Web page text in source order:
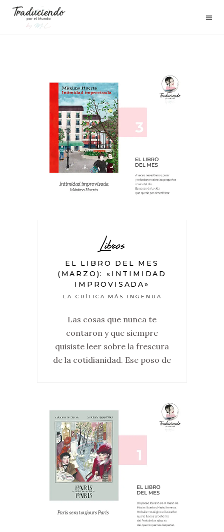
Libros
EL LIBRO DEL MES
(MARZO): «INTIMIDAD
IMPROVISADA»
LA CRÍTICA MÁS INGENUA
Las cosas que nunca te
contaron y que siempre
quisiste leer sobre la frescura
de la cotidianidad. Ese poso de